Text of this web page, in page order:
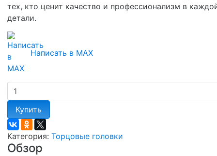
тех, кто ценит качество и профессионализм в
детали.
Написать в MAX
Купить
Категория: Торцовые головки
Обзор